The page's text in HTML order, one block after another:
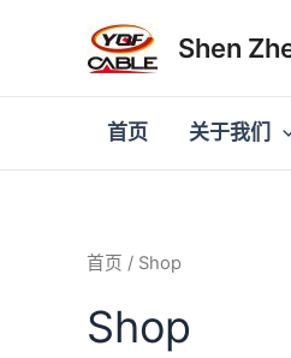
Shen
首页 关于我们
首页 / Shop
Shop